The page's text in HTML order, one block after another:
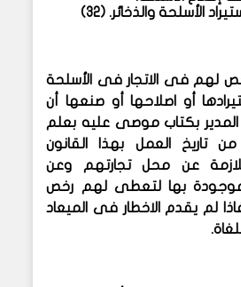
الأسلحة والذخائر. (٣٢)
لهم فى الاتجار فى الأسلحة
أو اصلاحها أو صنعها أن
المدير بكتاب موصى عليه بعلم
تاريخ العمل بهذا القانون
عن محل تجارتهم وعن
الموجودة بها لتعطى لهم رخص
لم يقدم الاخطار فى الميعاد